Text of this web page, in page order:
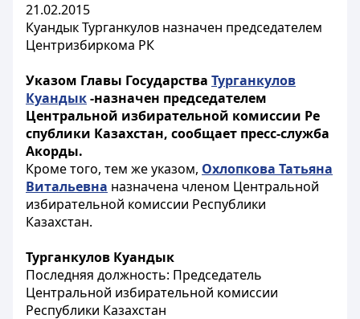
21.02.2015
Куандык Турганкулов назначен председателем
Центризбиркома РК
Указом Главы Государства Турганкулов
Куандык-назначен председателем
Центральной избирательной комиссии Ре
спублики Казахстан, сообщает пресс-служба
Акорды.
Кроме того, тем же указом, Охлопкова Татьяна
Витальевна назначена членом Центральной
избирательной комиссии Республики
Казахстан.
Турганкулов Куандык
Последняя должность: Председатель
Центральной избирательной комиссии
Республики Казахстан